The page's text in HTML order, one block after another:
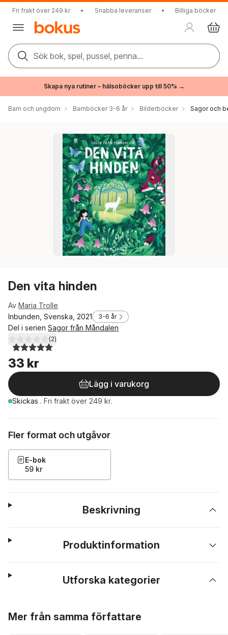
Fri frakt över 249 kr • Snabba leveranser • Billiga böcker
Sök bok, spel, pussel, penna...
Skapa nya rutiner – hälsoböcker upp till 50% →
Barn och ungdom Barnböcker 3-6 år Bilderböcker Sagor och
Den vita hinden
Av Maria Trolle
Inbunden, Svenska, 2021
3-6 år
Del i serien Sagor från Måndalen
5,0utav 5 stjärnor. Totalt antal röster:
(2)
33 kr
Lägg i varukorg
Skickas . Fri frakt över 249 kr.
Fler format och utgåvor
E-bok
59 kr
Beskrivning
Produktinformation
Utforska kategorier
Mer från samma författare